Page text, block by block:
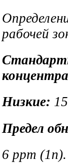
рабочей
Низкие:
Предел
6 ppm (1n).